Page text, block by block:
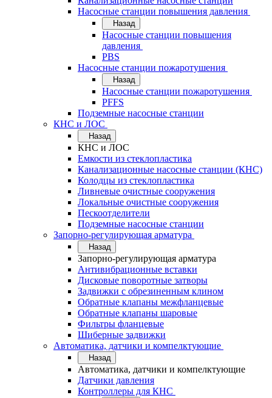
Насосные станции повышения давления
Назад
Насосные станции повышения
давления
PBS
Насосные станции пожаротушения
Назад
Насосные станции пожаротушения
PFFS
Подземные насосные станции
КНС и ЛОС
Назад
КНС и ЛОС
Емкости из стеклопластика
Канализационные насосные станции (КНС)
Колодцы из стеклопластика
Ливневые очистные сооружения
Локальные очистные сооружения
Пескоотделители
Подземные насосные станции
Запорно-регулирующая арматура
Назад
Запорно-регулирующая арматура
Антивибрационные вставки
Дисковые поворотные затворы
Задвижки с обрезиненным клином
Обратные клапаны межфланцевые
Обратные клапаны шаровые
Фильтры фланцевые
Шиберные задвижки
Автоматика, датчики и компелктующие
Назад
Автоматика, датчики и компелктующие
Датчики давления
Контроллеры для КНС